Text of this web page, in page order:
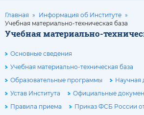
Главная
Информация об Институте
Учебная материально-техническая база
Учебная материально-
Основные сведения
Учебная материально-техническая база
Образовательные программы
Научная
Устав Института
Официальные
Правила приема
Приказ ФСБ России